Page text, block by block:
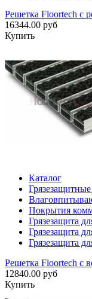
Решетка Floortech с
16344.00 руб
Купить
Каталог
Покрытия
Грязезащита
Грязезащита
Грязезащита
Решетка Floortech с
12840.00 руб
Купить